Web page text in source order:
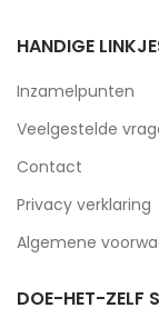
HANDIGE
Inzamelpunten
Veelgestelde
Contact
Privacy verklaring
Algemene
DOE-HET-ZELF